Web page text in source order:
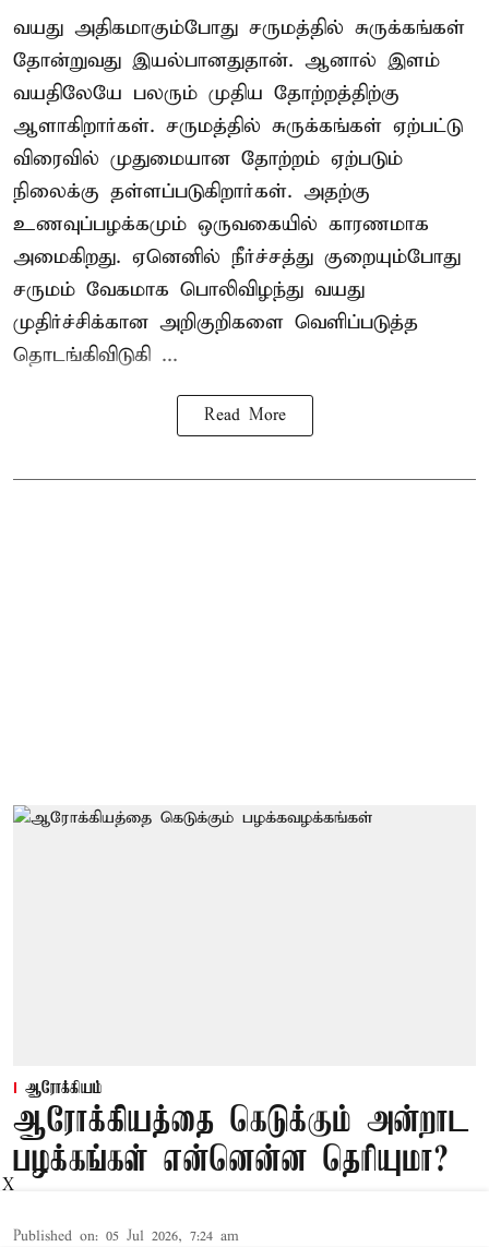
வயது அதிகமாகும்போது சருமத்தில் சுருக்கங்கள்
தோன்றுவது இயல்பானதுதான். ஆனால் இளம்
வயதிலேயே பலரும் முதிய தோற்றத்திற்கு
ஆளாகிறார்கள். சருமத்தில் சுருக்கங்கள் ஏற்பட்டு
விரைவில் முதுமையான தோற்றம் ஏற்படும்
நிலைக்கு தள்ளப்படுகிறார்கள். அதற்கு
உணவுப்பழக்கமும் ஒருவகையில் காரணமாக
அமைகிறது. ஏனெனில் நீர்ச்சத்து குறையும்போது
சருமம் வேகமாக பொலிவிழந்து வயது
முதிர்ச்சிக்கான அறிகுறிகளை வெளிப்படுத்த
தொடங்கிவிடுகி ...
Read More
ஆரோக்கியம்
ஆரோக்கியத்தை கெடுக்கும் அன்றாட
பழக்கங்கள் என்னென்ன தெரியுமா?
Published on: 05 Jul 2026, 7:24 am
X